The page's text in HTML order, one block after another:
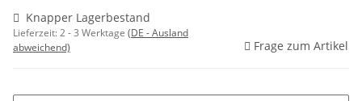
Knapper Lagerbestand
Lieferzeit:2 - 3 Werktage (DE - Ausland
abweichend)
Frage zum Artikel